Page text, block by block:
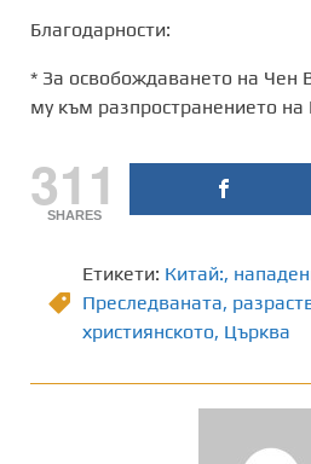
Благодарности:
* За освобождаването на Чен
му към разпространението на
311
SHARES
Етикети: Китай:,
Преследваната,
християнското, Църква